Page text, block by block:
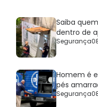
Saiba
dentro de
Segurança
Homem é
pés
Segurança